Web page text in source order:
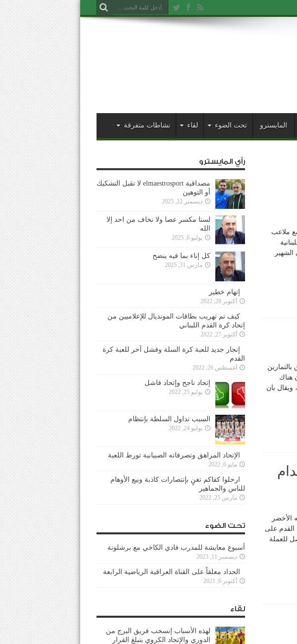
المايسترو تحت الضوء لقاء نشاطات متفرقة
وعلى الرغم من تواضع ملاعب
هناك
بان
الأخضر
القدم على
للعملة
رأي المايسترو
مصداقية elmaestrosport لا تقبل التشكيك
أو التوهين
ديسمبر 22, 2025
لسنا مكسر عصا ولا نخاف من احد إلا
الله
يوليو 6, 2025
كل إناء بما فيه ينضح
مارس 31, 2025
إتهام خطير
أكتوبر 28, 2022
كيف تم تهريب بطاقات المونديال للإعلاميين من
إتحاد كرة القدم اللبناني
أكتوبر 27, 2022
إنجاز جديد للعبة كرة السلة وفشل آخر للعبة كرة
القدم
أغسطس 26, 2022
إتحاد ناجح وإتحاد فاشل
يوليو 25, 2022
السبب تداول السلطة بإنتظام
يوليو 24, 2022
الإتحاد المراهق وتصرفاته الصبيانية تورط اللعبة
مايو 6, 2022
ارحلوا كفاكم تغنٍ بإنتصارات كاذبة وبيع الأوهام
للناس والجماهير
مارس 25, 2022
تحت الضوء
أسبوع معايشة للمدرب فادي الكاخي مع برشلونة
ديسمبر 11, 2023
الحداد معلقاً على القناة العراقية الرياضية الرابعة
أكتوبر 6, 2021
لقاء
لهذه الأسباب إنسحب فريق البرج من
الدوري والإتحاد الكروي يتبلغ القرار